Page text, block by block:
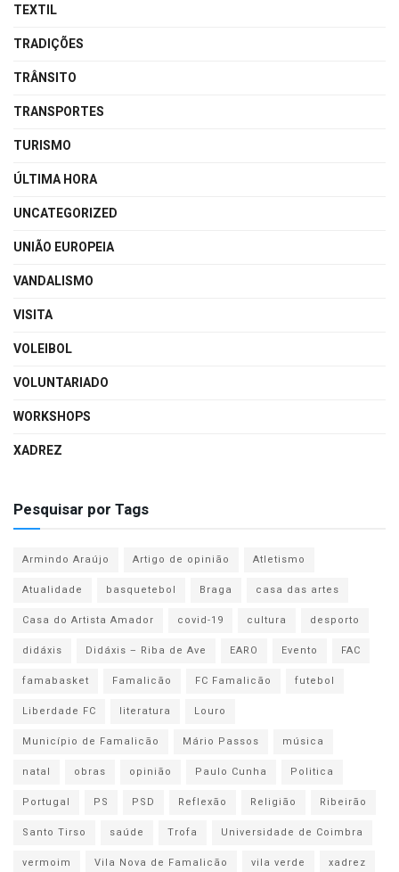
TEXTIL
TRADIÇÕES
TRÂNSITO
TRANSPORTES
TURISMO
ÚLTIMA HORA
UNCATEGORIZED
UNIÃO EUROPEIA
VANDALISMO
VISITA
VOLEIBOL
VOLUNTARIADO
WORKSHOPS
XADREZ
Pesquisar por Tags
Armindo Araújo Artigo de opinião
Atletismo
Atualidade
basquetebol Braga
casa das artes
Casa do Artista Amador
covid-19 cultura
desporto
didáxis
Didáxis – Riba de Ave EARO Evento
FAC
famabasket
Famalicão FC Famalicão
futebol
Liberdade FC
literatura
Louro
Município de Famalicão
Mário Passos
música
natal
obras opinião Paulo Cunha
Politica
Portugal
PS PSD Reflexão Religião
Ribeirão
Santo Tirso
saúde Trofa
Universidade de Coimbra
vermoim
Vila Nova de Famalicão vila verde xadrez